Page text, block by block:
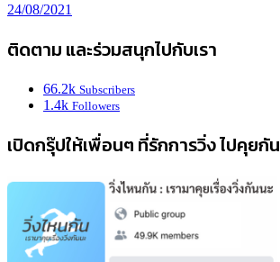
24/08/2021
ติดตาม และร่วมสนุกไปกับเรา
66.2k Subscribers
1.4k Followers
เปิดกรุ๊ปให้เพื่อนๆ ที่รักการวิ่ง ไปคุยกัน